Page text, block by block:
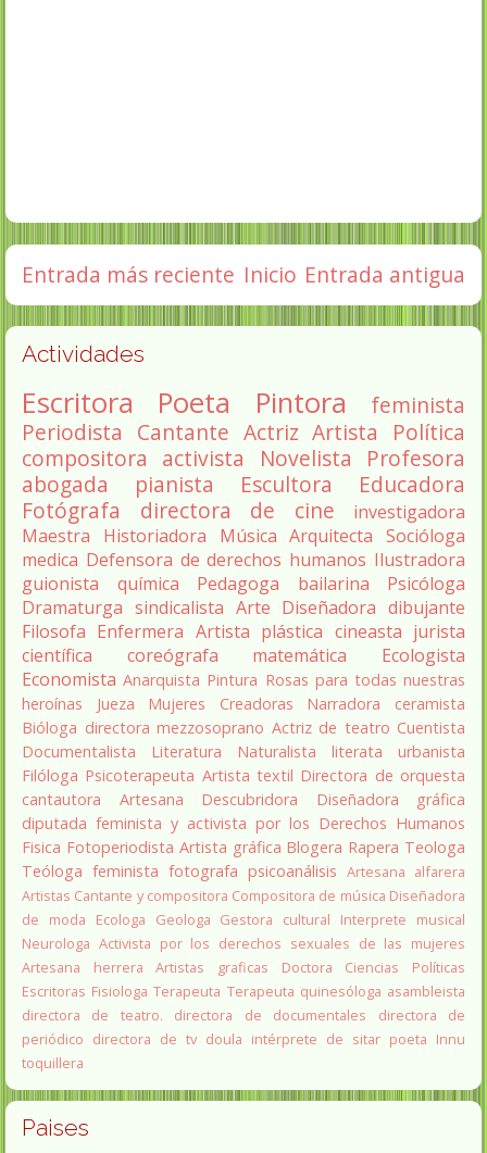
Entrada más reciente Entrada antigua
Inicio
Actividades
Escritora Poeta Pintora
feminista
Periodista Cantante Actriz Artista
Política
compositora activista Novelista
Profesora
abogada
pianista Escultora
Educadora
Fotógrafa
directora de cine
investigadora
Maestra
Historiadora Música Arquitecta Socióloga
medica Defensora de derechos humanos Ilustradora
guionista
química Pedagoga bailarina
Psicóloga
Dramaturga sindicalista Arte Diseñadora dibujante
Filosofa Enfermera Artista plástica cineasta jurista
científica
coreógrafa matemática
Ecologista
Economista Anarquista Pintura Rosas para todas nuestras
heroínas
Jueza Mujeres Creadoras Narradora
ceramista
Bióloga directora mezzosoprano Actriz de teatro Cuentista
Documentalista
Literatura Naturalista literata
urbanista
Filóloga Psicoterapeuta Artista textil Directora de orquesta
cantautora
Artesana Descubridora
Diseñadora gráfica
diputada feminista y activista por los Derechos Humanos
Fisica Fotoperiodista Artista gráfica Blogera Rapera Teologa
Teóloga feminista fotografa psicoanálisis Artesana alfarera
Artistas Cantante y compositora Compositora de música Diseñadora
de moda
Ecologa Geologa Gestora cultural
Interprete musical
Neurologa Activista por los derechos sexuales de las mujeres
Artesana herrera
Artistas graficas
Doctora Ciencias Políticas
Escritoras Fisiologa Terapeuta Terapeuta quinesóloga asambleista
directora de teatro.
directora de documentales
directora de
periódico directora de tv doula intérprete de sitar poeta Innu
toquillera
Paises